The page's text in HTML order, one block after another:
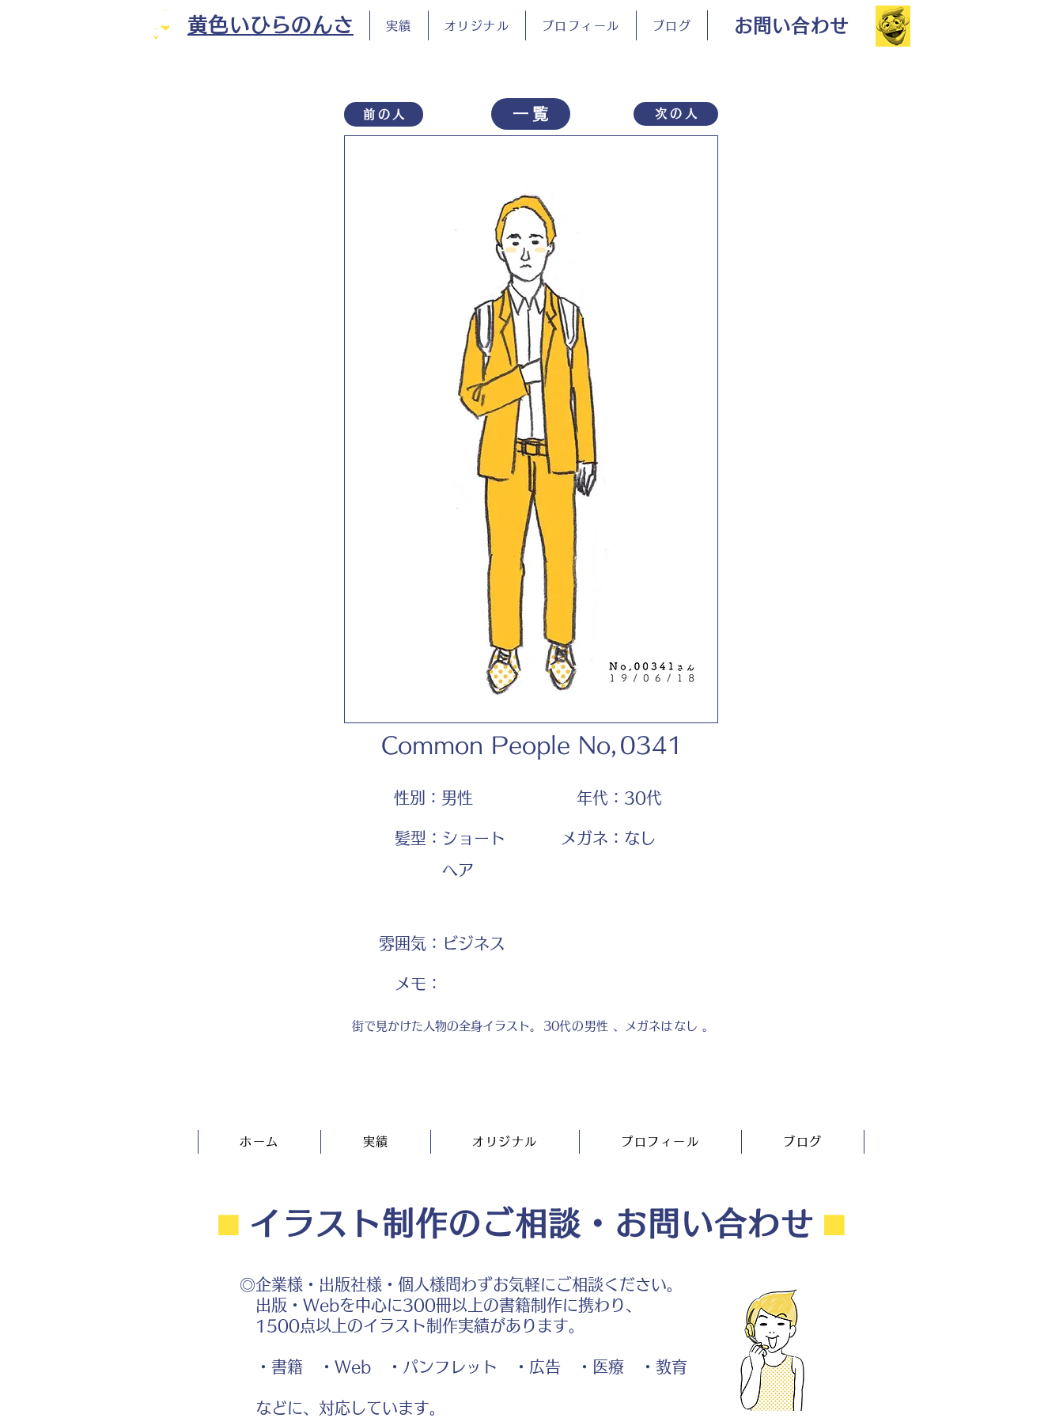
黄色いひらのんさ 実績 オリジナル プロフィール ブログ お問い合わせ
前の人 一覧 次の人
Common People No, 0341
性別： 男性
髪型： ショート
ヘア
年代： 30代
メガネ： なし
雰囲気： ビジネス
​メモ：
街で見かけた人物の全身イラスト。 30代の 男性 、メガネは なし 。
ホーム 実績 オリジナル プロフィール ブログ
⬛︎ イラスト制作のご相談・お問い合わせ ⬛︎
◎企業様・出版社様・個人様問わずお気軽にご相談ください。
出版・Webを中心に300冊以上の書籍制作に携わり、
1500点以上のイラスト制作実績があります。
・書籍 ・Web ・パンフレット ・広告 ・医療 ・教育
などに、対応しています。